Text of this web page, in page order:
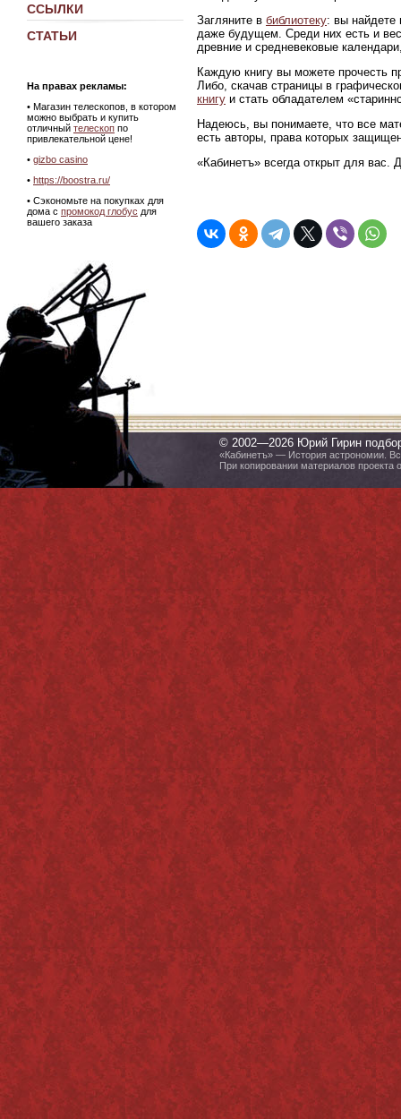
ССЫЛКИ
СТАТЬИ
На правах рекламы:
• Магазин телескопов, в котором
можно выбрать и купить
отличный телескоп по
привлекательной цене!
• gizbo casino
• https://boostra.ru/
• Сэкономьте на покупках для
дома с промокод глобус для
вашего заказа
Загляните в библиотеку: вы найдете
даже будущем. Среди них есть и
древние и средневековые
Каждую книгу вы можете прочесть
Либо, скачав страницы в
книгу и стать обладателем
Надеюсь, вы понимаете, что все
есть авторы, права которых
«Кабинетъ» всегда открыт для вас.
© 2002—2026 Юрий Гирин
«Кабинетъ» — История астрономии.
При копировании материалов проекта